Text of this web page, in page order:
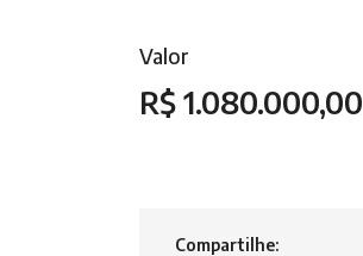
Valor
R$ 1.080.000,00
Compartilhe: